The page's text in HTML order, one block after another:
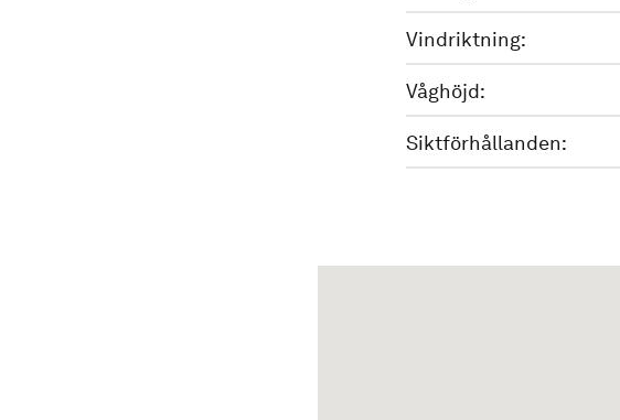
Vindriktning:
Våghöjd:
Siktförhållanden: